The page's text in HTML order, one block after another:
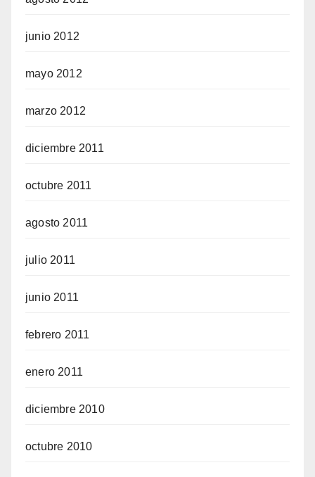
junio 2012
mayo 2012
marzo 2012
diciembre 2011
octubre 2011
agosto 2011
julio 2011
junio 2011
febrero 2011
enero 2011
diciembre 2010
octubre 2010